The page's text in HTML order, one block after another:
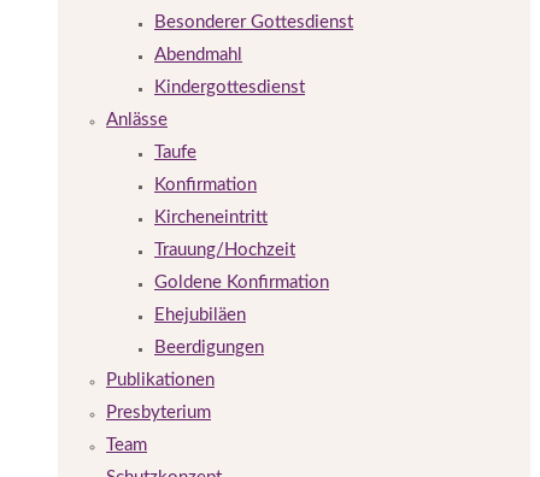
Besonderer Gottesdienst
Abendmahl
Kindergottesdienst
Anlässe
Taufe
Konfirmation
Kircheneintritt
Trauung/Hochzeit
Goldene Konfirmation
Ehejubiläen
Beerdigungen
Publikationen
Presbyterium
Team